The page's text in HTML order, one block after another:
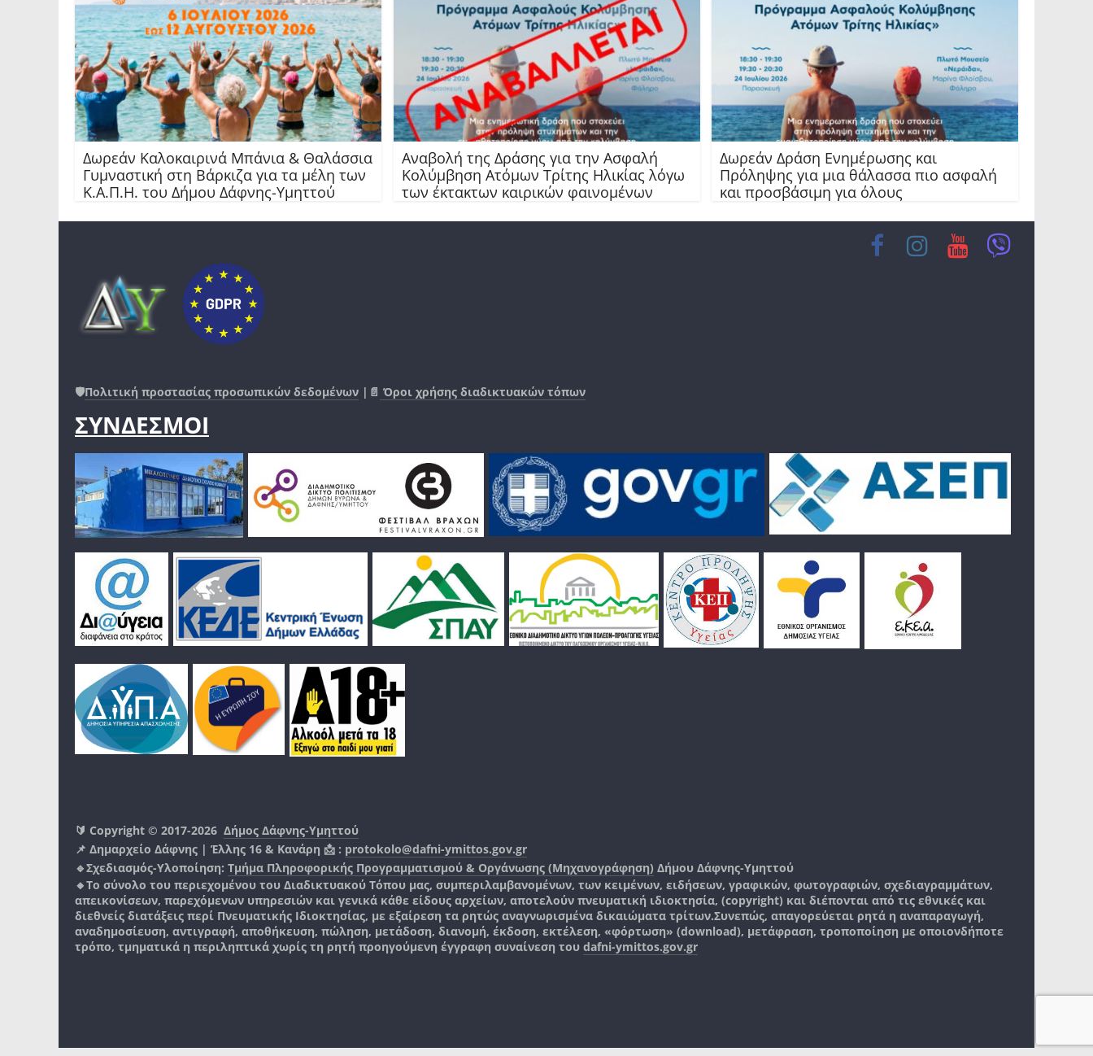
Δωρεάν Καλοκαιρινά Μπάνια & Θαλάσσια
Γυμναστική στη Βάρκιζα για τα μέλη των
Κ.Α.Π.Η. του Δήμου Δάφνης-Υμηττού
Αναβολή της Δράσης για την Ασφαλή
Κολύμβηση Ατόμων Τρίτης Ηλικίας λόγω
των έκτακτων καιρικών φαινομένων
Δωρεάν Δράση Ενημέρωσης και
Πρόληψης για μια θάλασσα πιο ασφαλή
και προσβάσιμη για όλους
🛡️Πολιτική προστασίας προσωπικών δεδομένων |📄 Όροι χρήσης διαδικτυακών τόπων
ΣΥΝΔΕΣΜΟΙ
🔰 Copyright © 2017-2026 Δήμος Δάφνης-Υμηττού
📌 Δημαρχείο Δάφνης | Έλλης 16 & Κανάρη 📩 : protokolo@dafni-ymittos.gov.gr
🔹Σχεδιασμός-Υλοποίηση: Τμήμα Πληροφορικής Προγραμματισμού & Οργάνωσης (Μηχανογράφηση) Δήμου Δάφνης-Υμηττού
🔸Το σύνολο του περιεχομένου του Διαδικτυακού Τόπου μας, συμπεριλαμβανομένων, των κειμένων, ειδήσεων, γραφικών, φωτογραφιών, σχεδιαγραμμάτων,
απεικονίσεων, παρεχόμενων υπηρεσιών και γενικά κάθε είδους αρχείων, αποτελούν πνευματική ιδιοκτησία, (copyright) και διέπονται από τις εθνικές και
διεθνείς διατάξεις περί Πνευματικής Ιδιοκτησίας, με εξαίρεση τα ρητώς αναγνωρισμένα δικαιώματα τρίτων.Συνεπώς, απαγορεύεται ρητά η αναπαραγωγή,
αναδημοσίευση, αντιγραφή, αποθήκευση, πώληση, μετάδοση, διανομή, έκδοση, εκτέλεση, «φόρτωση» (download), μετάφραση, τροποποίηση με οποιονδήποτε
τρόπο, τμηματικά η περιληπτικά χωρίς τη ρητή προηγούμενη έγγραφη συναίνεση του dafni-ymittos.gov.gr